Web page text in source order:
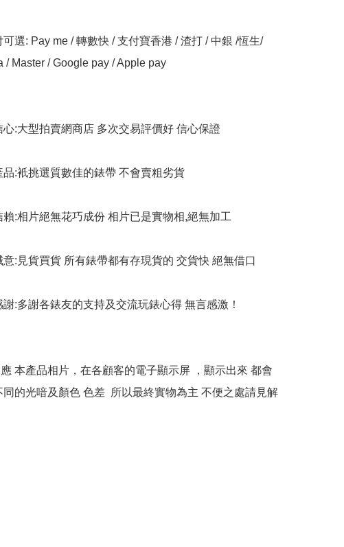
可選: Pay me / 轉數快 / 支付寶香港 / 渣打 / 中銀 /恆生/
/ Master / Google pay / Apple pay
心:大型拍賣網商店 多次交易評價好 信心保證
品:衹挑選質數佳的錶帶 不會賣粗劣貨
賴:相片絕無花巧成份 相片已是實物相,絕無加工
意:見貨買貨 所有錶帶都有存現貨的 交貨快 絕無借口
謝:多謝各錶友的支持及交流玩錶心得 無言感激！
本產品相片，在各顧客的電子顯示屏 ，顯示出來 都會
同的光喑及顏色 色差  所以最終實物為主 不便之處請見解